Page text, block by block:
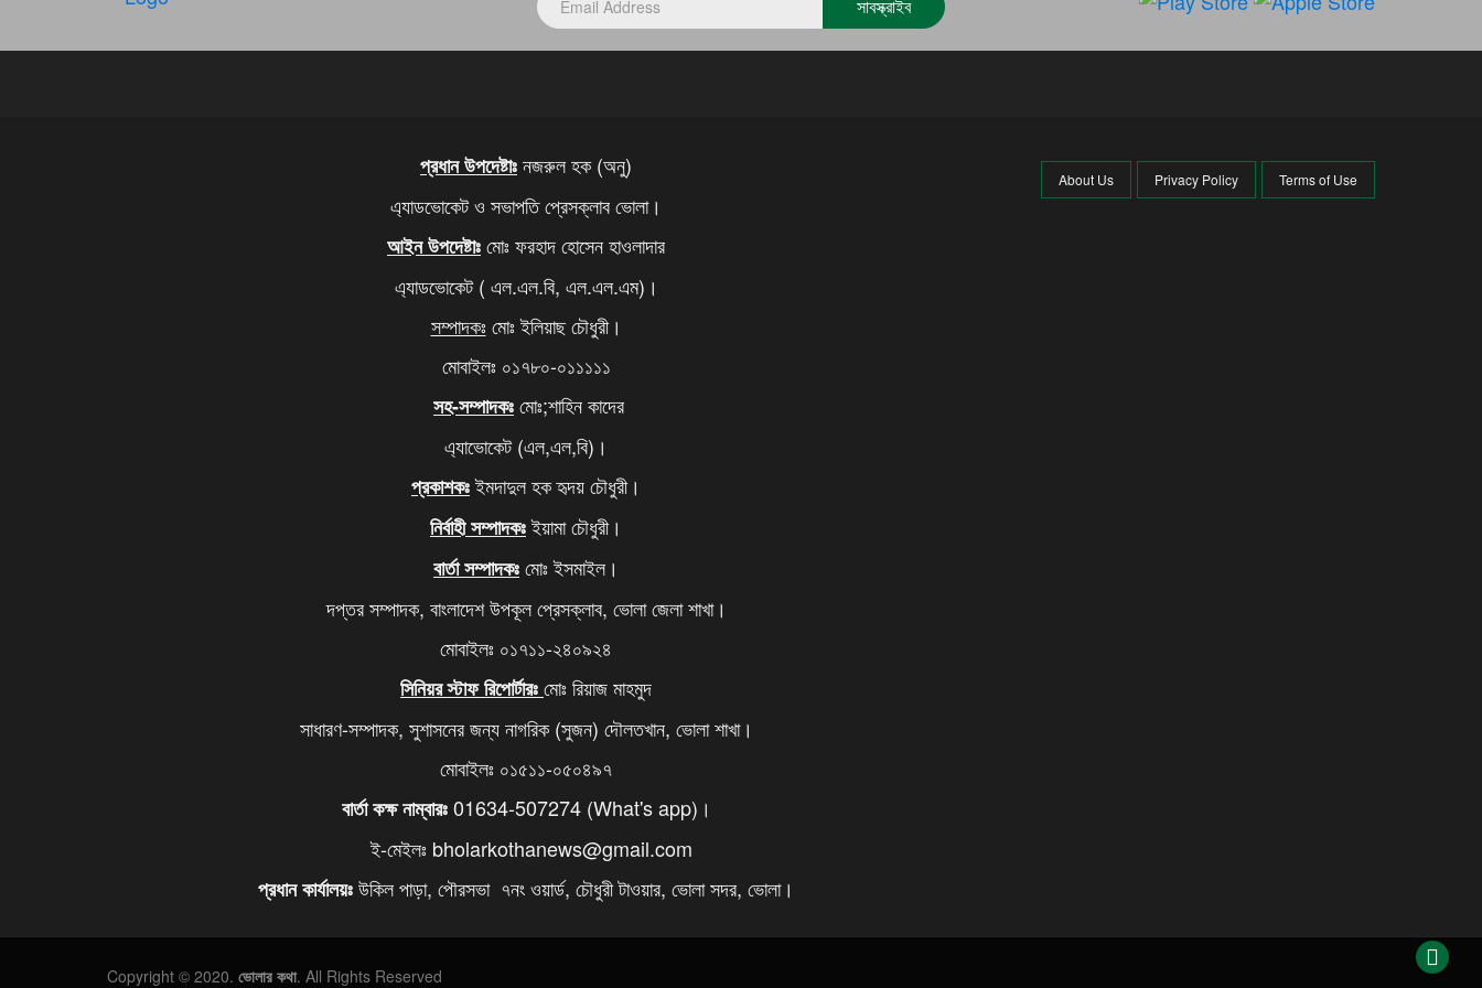
সাবস্ক্রাইব
প্রধান উপদেষ্টাঃনজরুল হক (অনু)
এ্যাডভোকেট ও সভাপতি প্রেসক্লাব ভোলা।
আইন উপদেষ্টাঃমোঃ ফরহাদ হোসেন হাওলাদার
এ্যাডভোকেট ( এল.এল.বি, এল.এল.এম)।
সম্পাদকঃ মোঃ ইলিয়াছ চৌধুরী।
মোবাইলঃ ০১৭৮০-০১১১১১
সহ-সম্পাদকঃমোঃ;শাহিন কাদের
এ্যাভোকেট (এল,এল,বি)।
প্রকাশকঃইমদাদুল হক হৃদয় চৌধুরী।
নির্বাহী সম্পাদকঃইয়ামা চৌধুরী।
বার্তা সম্পাদকঃমোঃ ইসমাইল।
দপ্তর সম্পাদক, বাংলাদেশ উপকূল প্রেসক্লাব, ভোলা জেলা শাখা।
মোবাইলঃ ০১৭১১-২৪০৯২৪
সিনিয়র স্টাফ রিপোর্টারঃমোঃ রিয়াজ মাহমুদ
সাধারণ-সম্পাদক, সুশাসনের জন্য নাগরিক (সুজন) দৌলতখান, ভোলা শাখা।
মোবাইলঃ ০১৫১১-০৫০৪৯৭
বার্তা কক্ষ নাম্বারঃ01634-507274 (What's app)।
ই-মেইলঃ bholarkothanews@gmail.com
প্রধান কার্যালয়ঃউকিল পাড়া, পৌরসভা ৭নং ওয়ার্ড, চৌধুরী টাওয়ার, ভোলা সদর, ভোলা।
About Us Privacy Policy Terms of Use
Copyright © 2020. ভোলার কথা. All Rights Reserved